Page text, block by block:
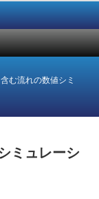
む流れの数値シミ
ミュレーシ